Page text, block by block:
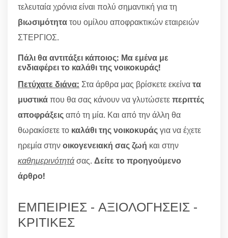
τελευταία χρόνια είναι πολύ σημαντική για τη
βιωσιμότητατου ομίλου αποφρακτικών εταιρειών
ΣΤΕΡΓΙΟΣ.
Πάλι θα αντιτάξει κάποιος: Μα εμένα με
ενδιαφέρει το καλάθι της νοικοκυράς!
Πετύχατε διάνα: Στα άρθρα μας βρίσκετε εκείνατα
μυστικάπου θα σας κάνουν να γλυτώσετεπεριττές
αποφράξειςαπό τη μία. Και από την άλλη θα
θωρακίσετε το καλάθι της νοικοκυράςγια να έχετε
ηρεμία στηνοικογενειακή σας ζωή και στην
καθημερινότητάσας. Δείτε το προηγούμενο
άρθρο!
ΕΜΠΕΙΡΙΕΣ - ΑΞΙΟΛΟΓΗΣΕΙΣ -
ΚΡΙΤΙΚΕΣ